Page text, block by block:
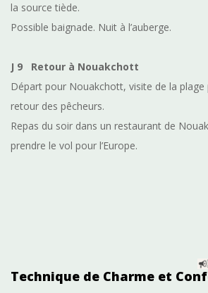
la source tiède.
Possible baignade. Nuit à l’auberge.
J 9 Retour à Nouakchott
Départ pour Nouakchott, visite de la plage
retour des pêcheurs.
Repas du soir dans un restaurant de
prendre le vol pour l’Europe.
Technique de Charme et